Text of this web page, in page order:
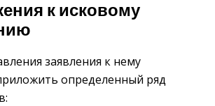
к исковому
заявления к нему
определенный ряд